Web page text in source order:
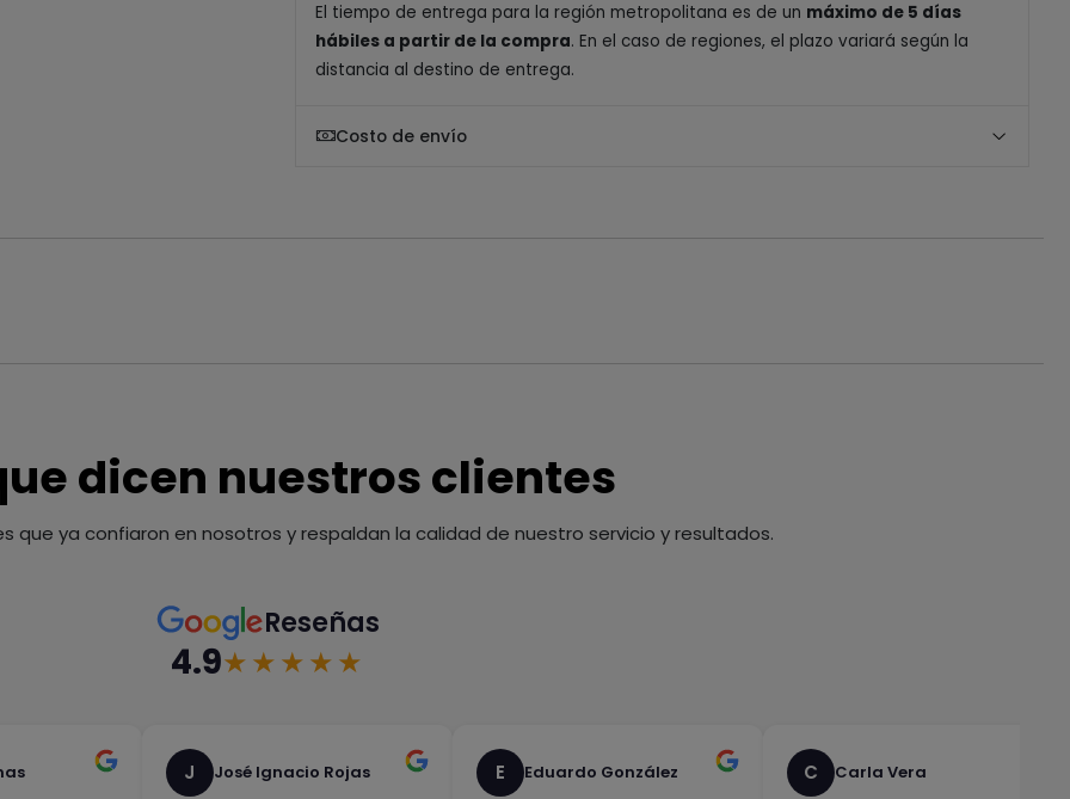
El tiempo de entrega para la región metropolitana es de un máximo de 5 días
hábiles a partir de la compra. En el caso de regiones, el plazo variará según la
distancia al destino de entrega.
Costo de envío
dicen nuestros clientes
que ya confiaron en nosotros y respaldan la calidad de nuestro servicio y resultados.
Reseñas
4.9★★★★★
J José Ignacio Rojas E Eduardo González C Carla Vera